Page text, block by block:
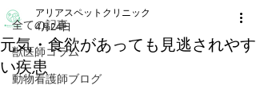
全ての記事
獣医師コラム
動物看護師ブログ
元気・食欲があっても見逃されやす
い疾患
アリアスペットクリニック
4月24日